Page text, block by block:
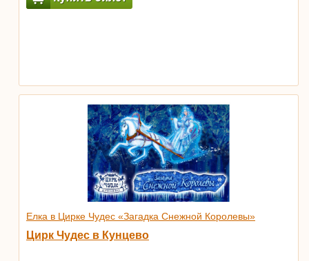
Елка в Цирке Чудес «Загадка Снежной Королевы»
Цирк Чудес в Кунцево